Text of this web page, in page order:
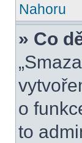
Nahoru
» Co
o
to